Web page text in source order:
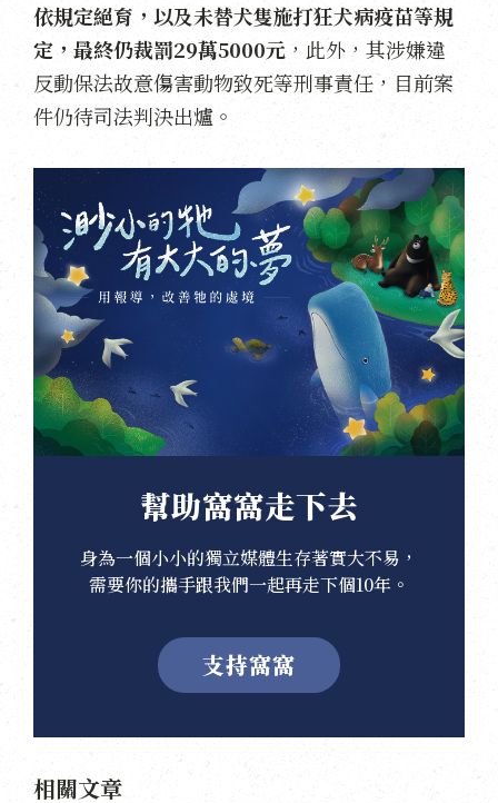
依規定絕育，以及未替犬隻施打狂犬病疫苗等規
定，最終仍裁罰29萬5000元 ，此外，其涉嫌違
反動保法故意傷害動物致死等刑事責任，目前案
件仍待司法判決出爐。
幫助窩窩走下去
身為一個小小的獨立媒體生存著實大不易，
需要你的攜手跟我們一起再走下個10年。
支持窩窩
相關文章